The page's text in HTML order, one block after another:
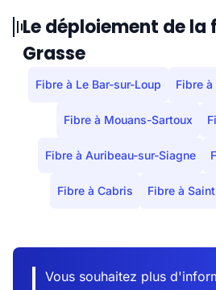
Le déploiement de la
Grasse
Fibre à Le Bar-sur-Loup Fibre
Fibre à Mouans-Sartoux
Fibre à Auribeau-sur-Siagne
Fibre à Cabris Fibre à
Vous souhaitez plus